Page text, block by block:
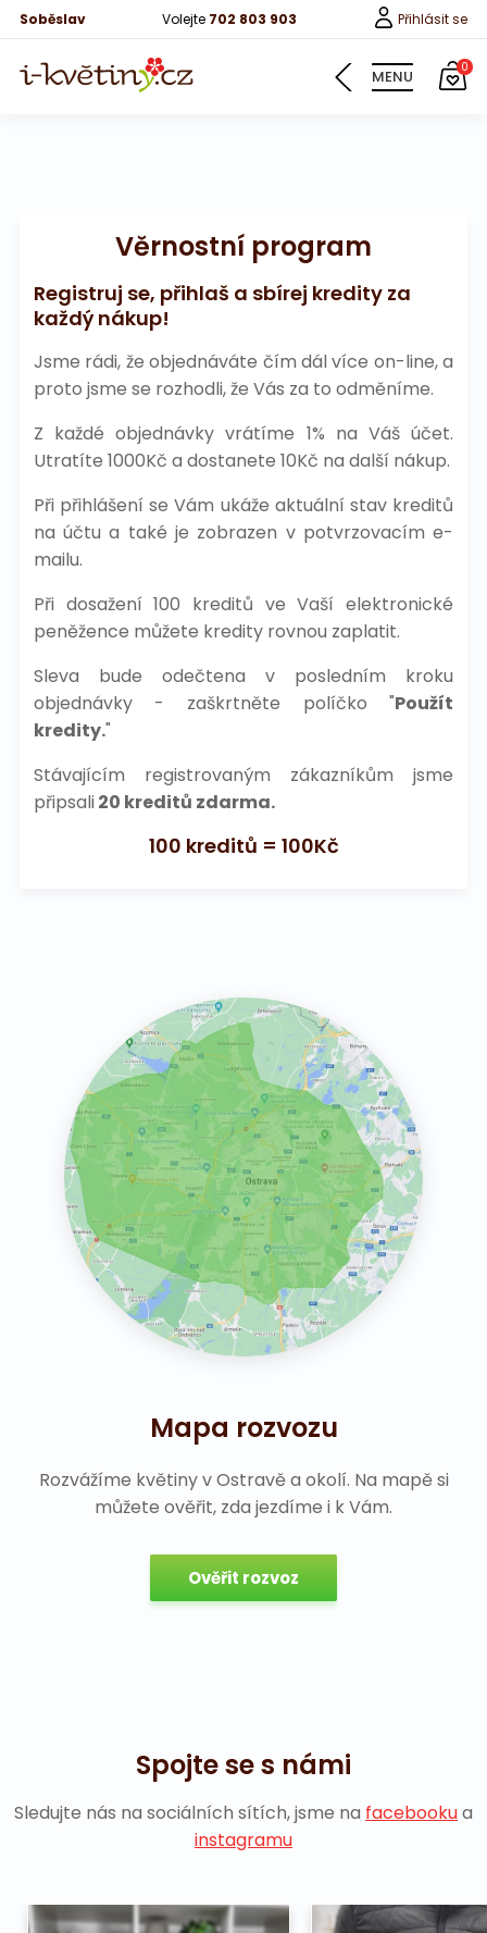
Soběslav Volejte 702 803 903 Přihlásit se
MENU 0
Časté dotazy
Možnosti platby
Způsob doručení
Věrnostní program
Registruj se, přihlaš a sbírej kredity za
každý nákup!
Jsme rádi, že objednáváte čím dál více on-line, a
proto jsme se rozhodli, že Vás za to odměníme.
Z každé objednávky vrátíme 1% na Váš účet.
Utratíte 1000Kč a dostanete 10Kč na další nákup.
Při přihlášení se Vám ukáže aktuální stav kreditů
na účtu a také je zobrazen v potvrzovacím e-
mailu.
Při dosažení 100 kreditů ve Vaší elektronické
peněžence můžete kredity rovnou zaplatit.
Sleva bude odečtena v posledním kroku
objednávky - zaškrtněte políčko "Použít
kredity."
Stávajícím registrovaným zákazníkům jsme
připsali20 kreditů zdarma.
100 kreditů = 100Kč
Mapa rozvozu
Rozvážíme květiny v Ostravě a okolí. Na mapě si
můžete ověřit, zda jezdíme i k Vám.
Ověřit rozvoz
Spojte se s námi
Sledujte nás na sociálních sítích, jsme na facebookua
instagramu